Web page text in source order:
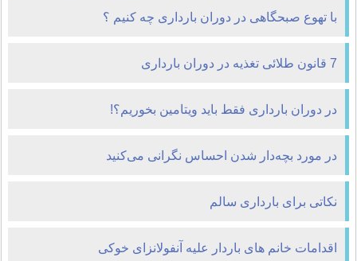
با تهوع صبحگاهی در دوران بارداری چه کنیم ؟
7 قانون طلائی تغذیه در دوران بارداری
در دوران بارداری فقط باید ویتامین بخوریم؟!
در مورد بچه‌دار شدن احساس نگرانی می‌کنید
نکاتی برای بارداری سالم
اقدامات خانم های باردار علیه آنفولانزای خوکی